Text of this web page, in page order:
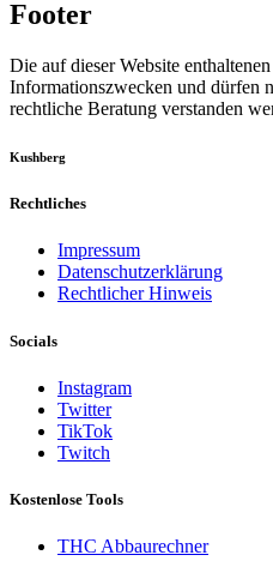
Footer
Die auf dieser Website
Informationszwecken und dürfen
rechtliche Beratung verstanden
Kushberg
Rechtliches
Impressum
Datenschutzerklärung
Rechtlicher Hinweis
Socials
Instagram
Twitter
TikTok
Twitch
Kostenlose Tools
THC Abbaurechner